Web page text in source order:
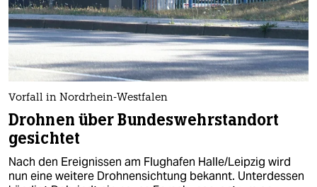
nord
wahrheit
verlag
verlag
shop
Vorfall in Nordrhein-Westfalen
Drohnen über Bundeswehrstandort
gesichtet
Nach den Ereignissen am Flughafen Halle/Leipzig wird
nun eine weitere Drohnensichtung bekannt. Unterdessen